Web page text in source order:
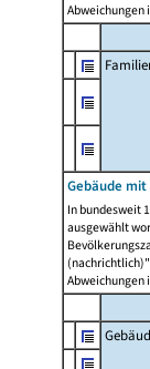
Abweichungen
Gebäude
In bundesweit
ausgewählt
Abweichungen